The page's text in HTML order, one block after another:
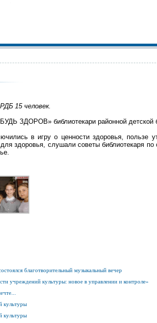
15 человек.
ЗДОРОВ» библиотекари районной детской
в игру о ценности здоровья, пользе
здоровья, слушали советы библиотекаря
благотворительный музыкальный вечер
учреждений культуры: новое в управлении и контроле»
культуры
культуры